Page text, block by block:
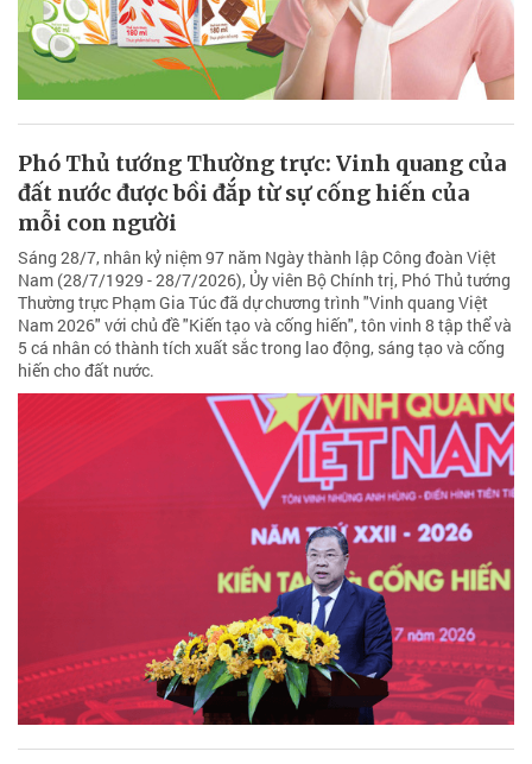
Phó Thủ tướng Thường trực: Vinh quang của
đất nước được bồi đắp từ sự cống hiến của
mỗi con người
Sáng 28/7, nhân kỷ niệm 97 năm Ngày thành lập Công đoàn Việt
Nam (28/7/1929 - 28/7/2026), Ủy viên Bộ Chính trị, Phó Thủ tướng
Thường trực Phạm Gia Túc đã dự chương trình "Vinh quang Việt
Nam 2026" với chủ đề "Kiến tạo và cống hiến", tôn vinh 8 tập thể và
5 cá nhân có thành tích xuất sắc trong lao động, sáng tạo và cống
hiến cho đất nước.